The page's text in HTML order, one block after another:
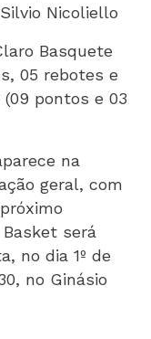
Nicoliello
Basquete
05 rebotes e
pontos e 03
na
geral, com
será
no dia 1º de
no Ginásio